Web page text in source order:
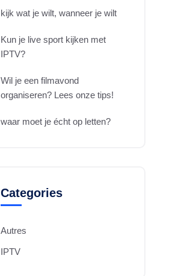
kijk wat je wilt, wanneer je wilt
Kun je live sport kijken met
IPTV?
Wil je een filmavond
organiseren? Lees onze tips!
waar moet je écht op letten?
Categories
Autres
IPTV